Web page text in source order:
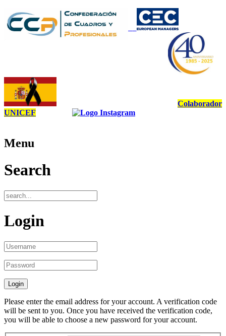
Colaborador
UNICEF
Menu
Search
Login
Please enter the email address for your account. A verification code
will be sent to you. Once you have received the verification code,
you will be able to choose a new password for your account.